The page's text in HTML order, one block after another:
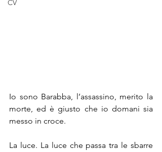
CV
Io sono Barabba, l’assassino, merito la
morte, ed è giusto che io domani sia
messo in croce.
La luce. La luce che passa tra le sbarre